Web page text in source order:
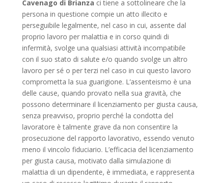
Cavenago di Brianza ci tiene a sottolineare che la
persona in questione compie un atto illecito e
perseguibile legalmente, nel caso in cui, assente dal
proprio lavoro per malattia e in corso quindi di
infermità, svolge una qualsiasi attività incompatibile
con il suo stato di salute e/o quando svolge un altro
lavoro per sé o per terzi nel caso in cui questo lavoro
comprometta la sua guarigione. L’assenteismo è una
delle cause, quando provato nella sua gravità, che
possono determinare il licenziamento per giusta causa,
senza preavviso, proprio perché la condotta del
lavoratore è talmente grave da non consentire la
prosecuzione del rapporto lavorativo, essendo venuto
meno il vincolo fiduciario. L’efficacia del licenziamento
per giusta causa, motivato dalla simulazione di
malattia di un dipendente, è immediata, e rappresenta